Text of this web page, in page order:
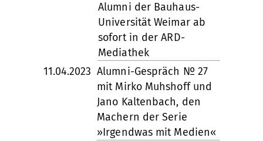
Alumni der Bauhaus-
Universität Weimar ab
sofort in der ARD-
Mediathek
11.04.2023 Alumni-Gespräch № 27
mit Mirko Muhshoff und
Jano Kaltenbach, den
Machern der Serie
»Irgendwas mit Medien«